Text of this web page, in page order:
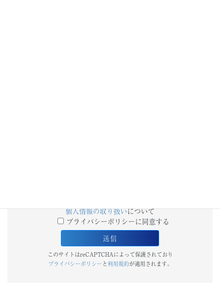
個人情報の取り扱いについて
プライバシーポリシーに同意する
このサイトはreCAPTCHAによって保護されており
プライバシーポリシーと利用規約が適用されます。